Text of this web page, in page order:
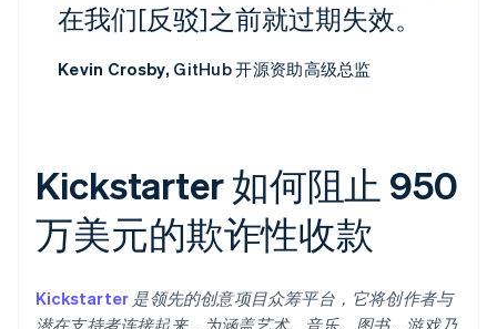
在我们[反驳]之前就过期失效。
Kevin Crosby, GitHub 开源资助高级总监
Kickstarter 如何阻止 950
万美元的欺诈性收款
Kickstarter 是领先的创意项目众筹平台，它将创作者与